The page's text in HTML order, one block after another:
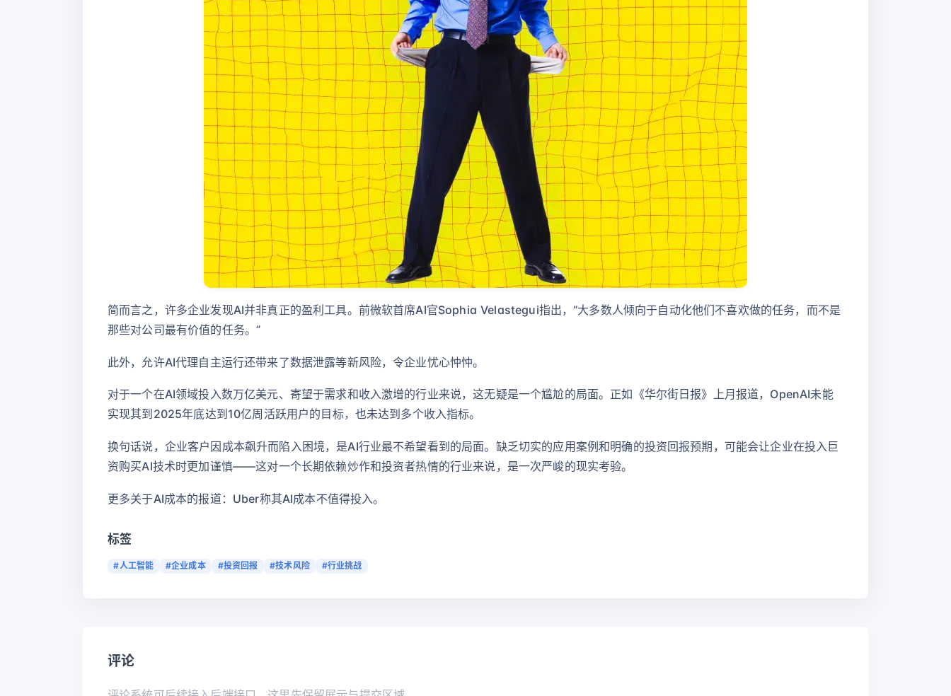
简而言之，许多企业发现AI并非真正的盈利工具。前微软首席AI官Sophia Velastegui指出，“大多数人倾向于自动化他们不喜欢做的任务，而不是
那些对公司最有价值的任务。”
此外，允许AI代理自主运行还带来了数据泄露等新风险，令企业忧心忡忡。
对于一个在AI领域投入数万亿美元、寄望于需求和收入激增的行业来说，这无疑是一个尴尬的局面。正如《华尔街日报》上月报道，OpenAI未能
实现其到2025年底达到10亿周活跃用户的目标，也未达到多个收入指标。
换句话说，企业客户因成本飙升而陷入困境，是AI行业最不希望看到的局面。缺乏切实的应用案例和明确的投资回报预期，可能会让企业在投入巨
资购买AI技术时更加谨慎——这对一个长期依赖炒作和投资者热情的行业来说，是一次严峻的现实考验。
更多关于AI成本的报道：Uber称其AI成本不值得投入。
标签
#人工智能 #企业成本 #投资回报 #技术风险 #行业挑战
评论